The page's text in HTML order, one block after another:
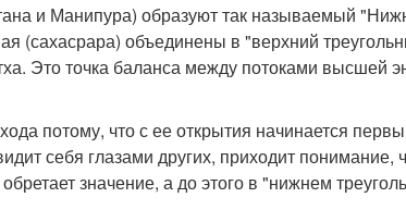
и Манипура) образуют так называемый
(сахасрара) объединены в "верхний
Это точка баланса между потоками высшей
потому, что с ее открытия начинается
себя глазами других, приходит понимание,
значение, а до этого в "нижнем